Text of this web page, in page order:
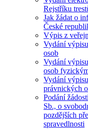
Rejstříku
Jak žádat o
České
Výpis z
Vydání
osob
Vydání
osob
Vydání
právnických
Podání
Sb., o
pozdějších
spravedlnosti